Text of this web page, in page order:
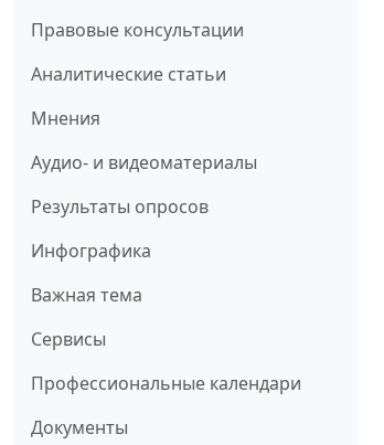
Правовые консультации
Аналитические статьи
Мнения
Аудио- и видеоматериалы
Результаты опросов
Инфографика
Важная тема
Сервисы
Профессиональные календари
Документы